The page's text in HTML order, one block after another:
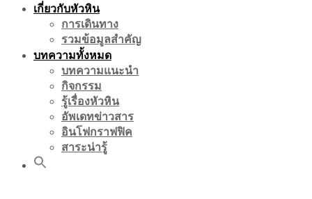
เกี่ยวกับหัวหิน
การเดินทาง
รวมข้อมูลสำคัญ
บทความทั้งหมด
บทความแนะนำ
กิจกรรม
รู้เรื่องหัวหิน
อัพเดทข่าวสาร
อินโฟกราฟฟิค
สาระน่ารู้